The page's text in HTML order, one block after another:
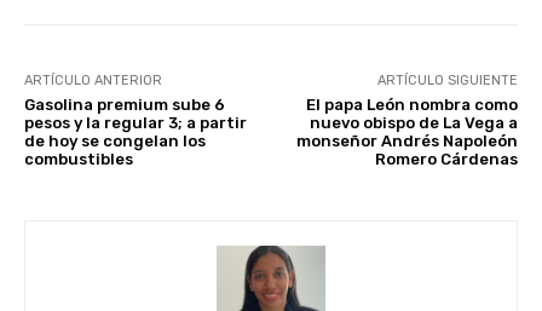
ARTÍCULO ANTERIOR
Gasolina premium sube 6
pesos y la regular 3; a partir
de hoy se congelan los
combustibles
ARTÍCULO SIGUIENTE
El papa León nombra como
nuevo obispo de La Vega a
monseñor Andrés Napoleón
Romero Cárdenas